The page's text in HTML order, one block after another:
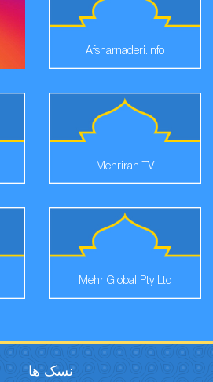
Afsharnaderi.info
Mehriran TV
Mehr Global Pty Ltd
نسک ها